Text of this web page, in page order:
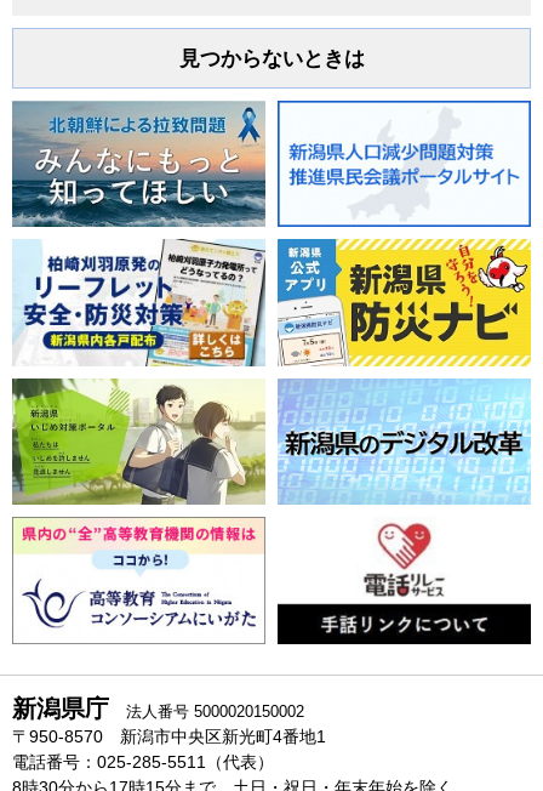
見つからないときは
新潟県庁 法人番号 5000020150002
〒950-8570 新潟市中央区新光町4番地1
電話番号：025-285-5511（代表）
8時30分から17時15分まで、土日・祝日・年末年始を除く